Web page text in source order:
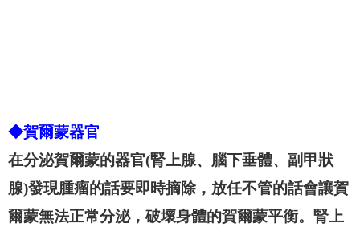
◆賀爾蒙器官
在分泌賀爾蒙的器官(腎上腺、腦下垂體、副甲狀
腺)發現腫瘤的話要即時摘除，放任不管的話會讓賀
爾蒙無法正常分泌，破壞身體的賀爾蒙平衡。腎上